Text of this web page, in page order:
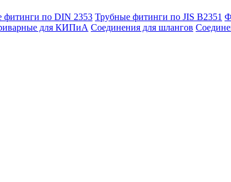
фитинги по DIN 2353 Трубные фитинги по JIS B2351
для КИПиА Соединения для шлангов